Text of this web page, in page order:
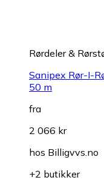
Rørdeler &
Sanipex Rør-I-
50 m
fra
2 066 kr
hos Billigvvs.no
+2 butikker